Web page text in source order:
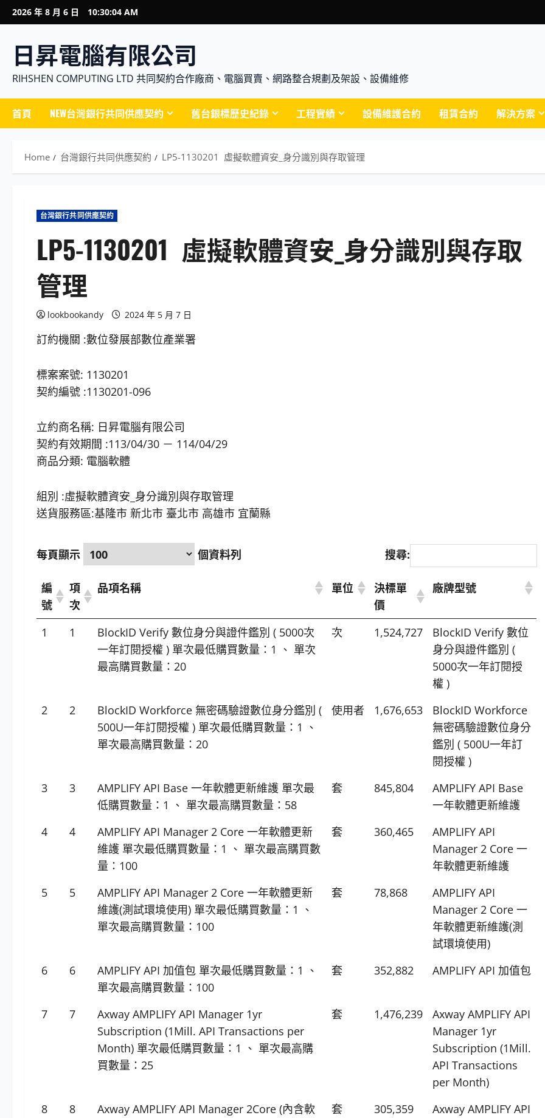
Skip
to
2026 年 8 月 6 日 10:30:05 AM
日昇電腦有限公司
RIHSHEN COMPUTING LTD 共同契約合作廠商、電腦買賣、網路整合規劃及架設、設備維修
首頁 NEW台灣銀行共同供應契約 舊台銀標歷史紀錄 工程實績 設備維護合約 租賃合約 解決方案
Home 台灣銀行共同供應契約 LP5-1130201 虛擬軟體資安_身分識別與存取管理
台灣銀行共同供應契約
LP5-1130201 虛擬軟體資安_身分識別與存取
管理
lookbookandy 2024 年 5 月 7 日
訂約機關 :數位發展部數位產業署
標案案號: 1130201
契約編號 :1130201-096
立約商名稱: 日昇電腦有限公司
契約有效期間 :113/04/30 － 114/04/29
商品分類: 電腦軟體
組別 :虛擬軟體資安_身分識別與存取管理
送貨服務區:基隆市 新北市 臺北市 高雄市 宜蘭縣
每頁顯示 個資料列 搜尋:
編
號
項
次
品項名稱 單位
決標單
價
廠牌型號
1 1
BlockID Verify 數位身分與證件鑑別 ( 5000次
一年訂閱授權 ) 單次最低購買數量：1 、 單次
最高購買數量：20
次 1,524,727
BlockID Verify 數位
身分與證件鑑別 (
5000次一年訂閱授
權 )
2
2
BlockID Workforce 無密碼驗證數位身分鑑別 (
500U一年訂閱授權 ) 單次最低購買數量：1 、
單次最高購買數量：20
使用者 1,676,653
BlockID Workforce
無密碼驗證數位身分
鑑別 ( 500U一年訂
閱授權 )
3
3
AMPLIFY API Base 一年軟體更新維護 單次最
低購買數量：1 、 單次最高購買數量：58
套 845,804
AMPLIFY API Base
一年軟體更新維護
4
4
AMPLIFY API Manager 2 Core 一年軟體更新
維護 單次最低購買數量：1 、 單次最高購買數
量：100
套 360,465
AMPLIFY API
Manager 2 Core 一
年軟體更新維護
5
5
AMPLIFY API Manager 2 Core 一年軟體更新
維護(測試環境使用) 單次最低購買數量：1 、
單次最高購買數量：100
套 78,868
AMPLIFY API
Manager 2 Core 一
年軟體更新維護(測
試環境使用)
6
6
AMPLIFY API 加值包 單次最低購買數量：1 、
單次最高購買數量：100
套 352,882 AMPLIFY API 加值包
7 7
Axway AMPLIFY API Manager 1yr
Subscription (1Mill. API Transactions per
Month) 單次最低購買數量：1 、 單次最高購
買數量：25
套 1,476,239
Axway AMPLIFY API
Manager 1yr
Subscription (1Mill.
API Transactions
per Month)
8
8
Axway AMPLIFY API Manager 2Core (內含軟
套 305,359
Axway AMPLIFY API